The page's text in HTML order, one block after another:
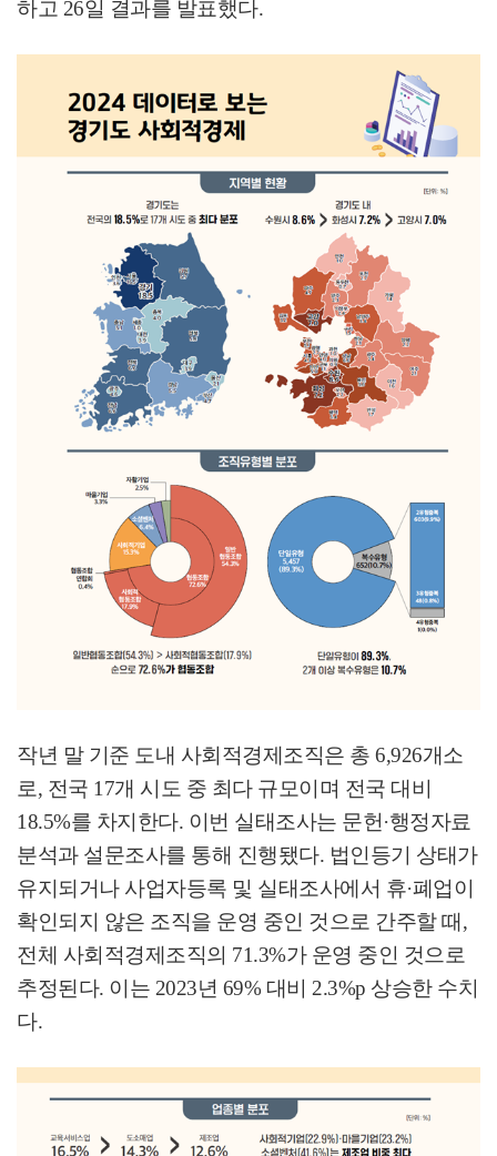
하고 26일 결과를 발표했다.
작년 말 기준 도내 사회적경제조직은 총 6,926개소
로, 전국 17개 시도 중 최다 규모이며 전국 대비
18.5%를 차지한다. 이번 실태조사는 문헌·행정자료
분석과 설문조사를 통해 진행됐다. 법인등기 상태가
유지되거나 사업자등록 및 실태조사에서 휴·폐업이
확인되지 않은 조직을 운영 중인 것으로 간주할 때 ,
전체 사회적경제조직의 71.3%가 운영 중인 것으로
추정된다. 이는 2023년 69% 대비 2.3%p 상승한 수치
다.